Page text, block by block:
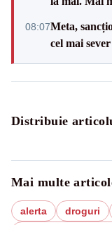
08:07Meta,
cel mai
Distribuie
Mai multe
alerta droguri